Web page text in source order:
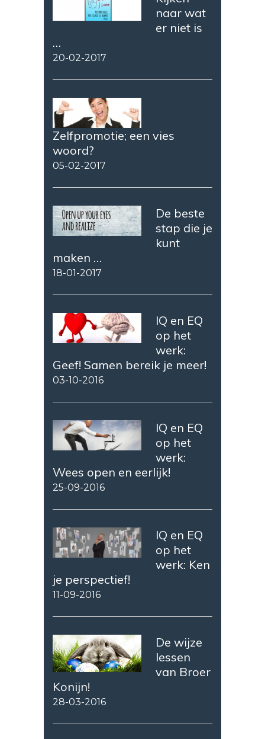
naar wat
er niet is
…
20-02-2017
Zelfpromotie; een vies
woord?
05-02-2017
De beste
stap die je
kunt
maken …
18-01-2017
IQ en EQ
op het
werk:
Geef! Samen bereik je meer!
03-10-2016
IQ en EQ
op het
werk:
Wees open en eerlijk!
25-09-2016
IQ en EQ
op het
werk: Ken
je perspectief!
11-09-2016
De wijze
lessen
van Broer
Konijn!
28-03-2016